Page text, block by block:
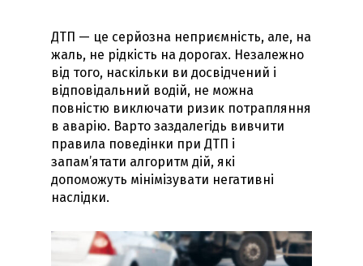
ДТП — це серйозна неприємність, але, на
жаль, не рідкість на дорогах. Незалежно
від того, наскільки ви досвідчений і
відповідальний водій, не можна
повністю виключати ризик потрапляння
в аварію. Варто заздалегідь вивчити
правила поведінки при ДТП і
запам’ятати алгоритм дій, які
допоможуть мінімізувати негативні
наслідки.